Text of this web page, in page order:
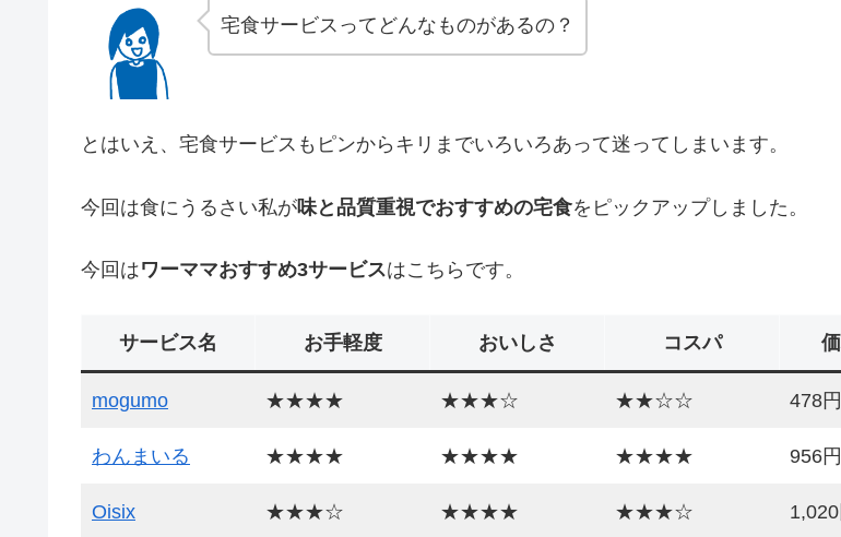
宅食サービスってどんなものがあるの？
とはいえ、宅食サービスもピンからキリまでいろいろあって迷ってしまいます。
今回は食にうるさい私が味と品質重視でおすすめの宅食をピックアップしました。
今回はワーママおすすめ3サービスはこちらです。
サービス名 お手軽度 おいしさ コスパ
mogumo ★★★★ ★★★☆ ★★☆☆ 478
わんまいる ★★★★ ★★★★ ★★★★ 956
Oisix ★★★☆ ★★★★ ★★★☆